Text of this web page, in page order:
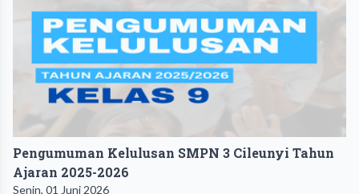
Pengumuman Kelulusan SMPN 3 Cileunyi Tahun
Ajaran 2025-2026
Senin, 01 Juni 2026